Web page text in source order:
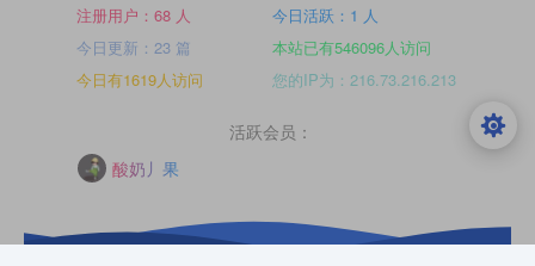
注册用户：68 人
今日活跃：1 人
今日更新：23 篇
本站已有546096人访问
今日有1619人访问
您的IP为：216.73.216.213
活跃会员：
酸奶丿果